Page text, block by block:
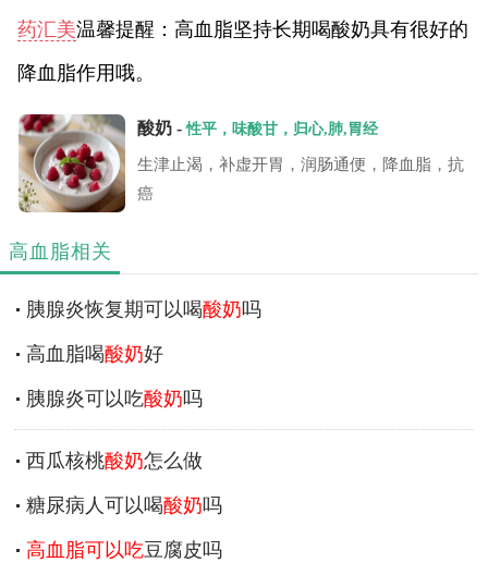
药汇美温馨提醒：高血脂坚持长期喝酸奶具有很好的
降血脂作用哦。
酸奶 -性平，味酸甘，归心,肺,胃经
生津止渴，补虚开胃，润肠通便，降血脂，抗
癌
高血脂相关
胰腺炎恢复期可以喝酸奶吗
高血脂喝酸奶好
胰腺炎可以吃酸奶吗
西瓜核桃酸奶怎么做
糖尿病人可以喝酸奶吗
高血脂可以吃豆腐皮吗